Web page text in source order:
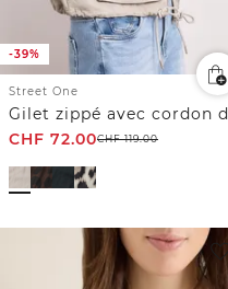
-39%
Street One
CHF 72.00CHF119.00